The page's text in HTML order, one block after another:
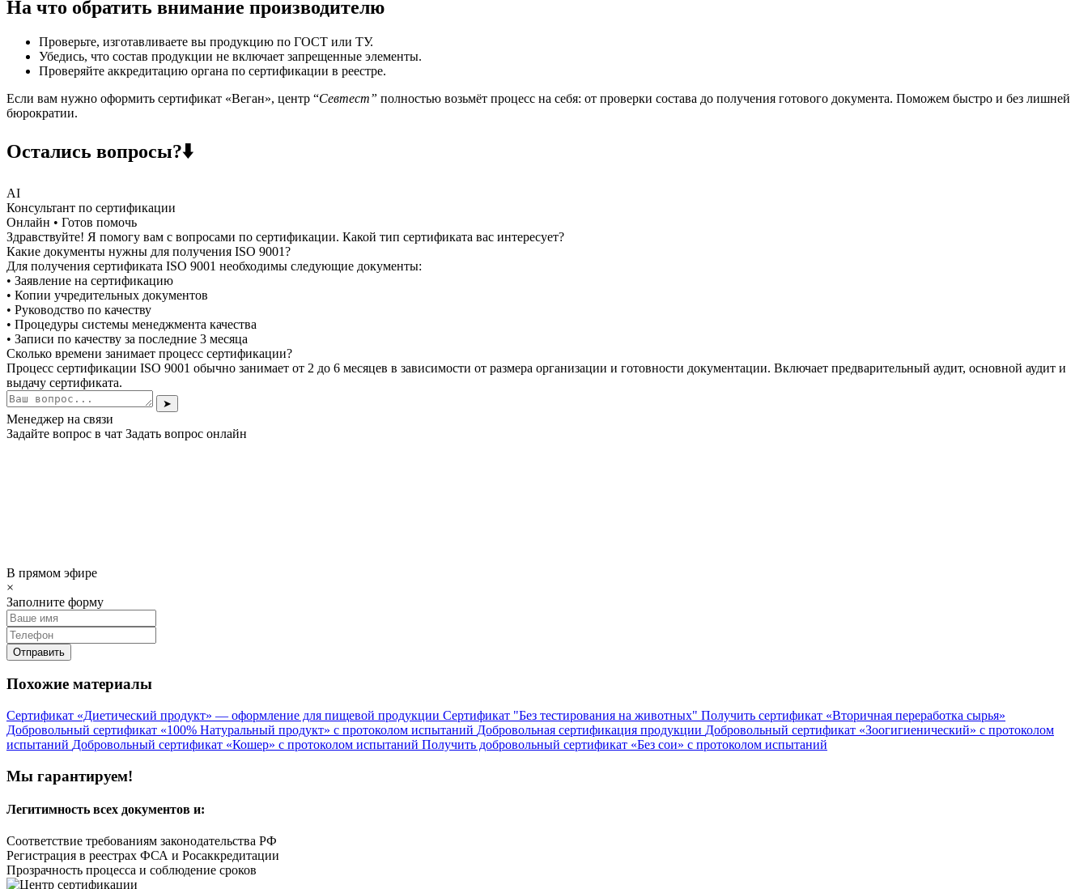
На что обратить внимание производителю
Проверьте, изготавливаете вы продукцию по ГОСТ или ТУ.
Убедись, что состав продукции не включает запрещенные элементы.
Проверяйте аккредитацию органа по сертификации в реестре.
Если вам нужно оформить сертификат «Веган», центр “Севтест” полностью возьмёт процесс на себя: от проверки состава до получения готового документа. Поможем быстро и без лишней
бюрократии.
Остались вопросы?⬇️
AI
Консультант по сертификации
Онлайн • Готов помочь
Здравствуйте! Я помогу вам с вопросами по сертификации. Какой тип сертификата вас интересует?
Какие документы нужны для получения ISO 9001?
Для получения сертификата ISO 9001 необходимы следующие документы:
• Заявление на сертификацию
• Копии учредительных документов
• Руководство по качеству
• Процедуры системы менеджмента качества
• Записи по качеству за последние 3 месяца
Сколько времени занимает процесс сертификации?
Процесс сертификации ISO 9001 обычно занимает от 2 до 6 месяцев в зависимости от размера организации и готовности документации. Включает предварительный аудит, основной аудит и
выдачу сертификата.
➤
Менеджер на связи
Задайте вопрос в чат Задать вопрос онлайн
В прямом эфире
×
Заполните форму
Отправить
Похожие материалы
Сертификат «Диетический продукт» — оформление для пищевой продукции Сертификат "Без тестирования на животных" Получить сертификат «Вторичная переработка сырья»
Добровольный сертификат «100% Натуральный продукт» с протоколом испытаний Добровольная сертификация продукции Добровольный сертификат «Зоогигиенический» с протоколом
испытаний Добровольный сертификат «Кошер» с протоколом испытаний Получить добровольный сертификат «Без сои» с протоколом испытаний
Мы гарантируем!
Легитимность всех документов и:
Соответствие требованиям законодательства РФ
Регистрация в реестрах ФСА и Росаккредитации
Прозрачность процесса и соблюдение сроков